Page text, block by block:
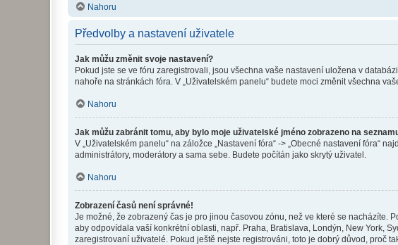
Nahoru
Předvolby a nastavení uživatele
Jak můžu změnit svoje nastavení?
Pokud jste se ve fóru zaregistrovali, jsou všechna vaše nastavení uložena v
nahoře na stránkách fóra. V „Uživatelském panelu“ budete moci změnit všechna
Nahoru
Jak můžu zabránit tomu, aby bylo moje uživatelské jméno zobrazeno na
V „Uživatelském panelu“ na záložce „Nastavení fóra“ -> „Obecné nastavení fóra“
administrátory, moderátory a sama sebe. Budete počítán jako skrytý uživatel.
Nahoru
Zobrazení časů není správné!
Je možné, že zobrazený čas je pro jinou časovou zónu, než ve které se nacházíte.
aby odpovídala vaší konkrétní oblasti, např. Praha, Bratislava, Londýn, New York,
zaregistrovaní uživatelé. Pokud ještě nejste registrováni, toto je dobrý důvod, proč